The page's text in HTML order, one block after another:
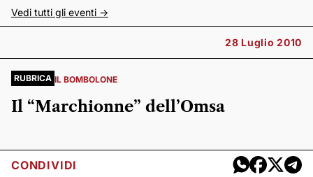
Vedi tutti gli eventi ->
28 Luglio 2010
RUBRICA IL BOMBOLONE
Il “Marchionne” dell’Omsa
CONDIVIDI